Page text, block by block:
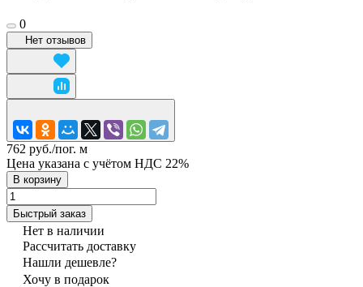
0
Нет отзывов
762 руб./пог. м
Цена указана с учётом НДС 22%
В корзину
Быстрый заказ
Нет в наличии
Рассчитать доставку
Нашли дешевле?
Хочу в подарок